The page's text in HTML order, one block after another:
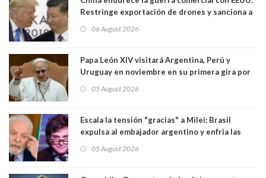
Restringe exportación de drones y sanciona a
06 August 2026
Papa León XIV visitará Argentina, Perú y
Uruguay en noviembre en su primera gira por
05 August 2026
Escala la tensión "gracias" a Milei: Brasil
expulsa al embajador argentino y enfria las
trasandino
05 August 2026